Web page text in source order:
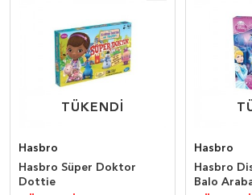
TÜKENDİ
TÜKENDİ
Hasbro
Hasbro Süper Doktor
Dottie
Hasbro
Hasbro
Balo